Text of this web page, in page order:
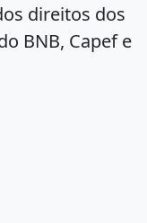
direitos dos
BNB, Capef e